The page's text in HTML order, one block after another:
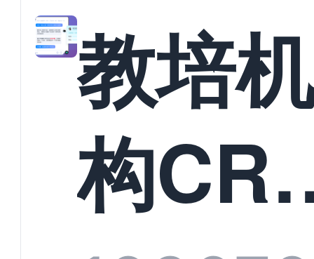
教培机
构